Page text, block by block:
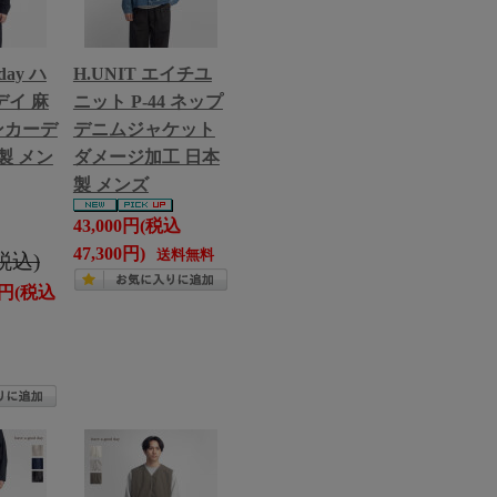
ハ
イ 麻
カーデ
メン
込)
(税込
H.UNIT エイチユ
ニット P-44 ネップ
デニムジャケット
ダメージ加工 日本
製 メンズ
43,000円(税込
47,300円)
送料無料